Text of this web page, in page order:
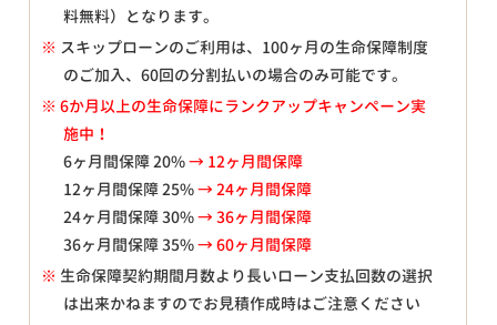
料無料）となります。
※ スキップローンのご利用は、100ヶ月の生命保障制度
のご加入、60回の分割払いの場合のみ可能です。
※ 6か月以上の生命保障にランクアップキャンペーン実
施中！
6ヶ月間保障 20%→ 12ヶ月間保障
12ヶ月間保障 25%→ 24ヶ月間保障
24ヶ月間保障 30%→ 36ヶ月間保障
36ヶ月間保障 35%→ 60ヶ月間保障
※ 生命保障契約期間月数より長いローン支払回数の選択
は出来かねますのでお見積作成時はご注意ください